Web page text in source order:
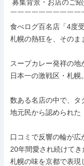
￣￣￣￣￣￣￣￣￣￣
食べログ百名店「4度受
札幌の熱狂を、そのま
スープカレー発祥の地
日本一の激戦区・札幌。
数ある名店の中で、タ
地元民から認められた
口コミで反響の輪が広
20年間愛され続けてき
札幌の味を京都で表現